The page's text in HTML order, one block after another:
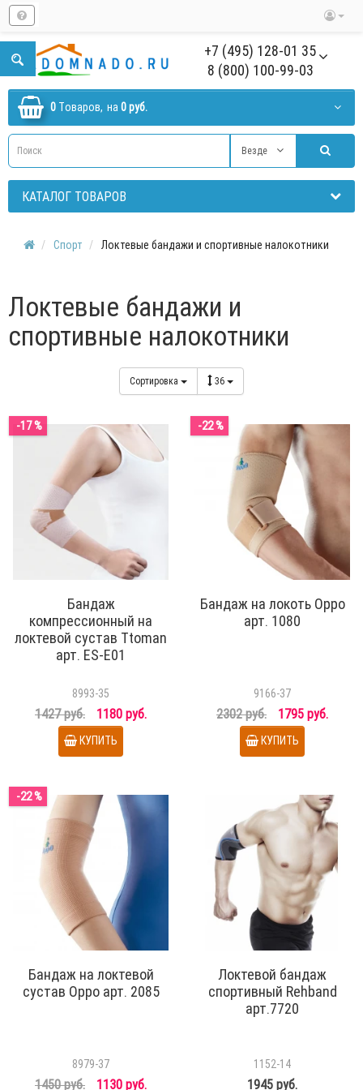
+7 (495) 128-01 35
8 (800) 100-99-03
0 Tоваров, на 0 руб.
Везде
КАТАЛОГ ТОВАРОВ
Спорт Локтевые бандажи и спортивные налокотники
Локтевые бандажи и
спортивные налокотники
Сортировка 36
-17 %
Бандаж
компрессионный на
локтевой сустав Ttoman
арт. ES-E01
8993-35
1427 руб. 1180 руб.
КУПИТЬ
-22 %
Бандаж на локоть Oppo
арт. 1080
9166-37
2302 руб. 1795 руб.
КУПИТЬ
-22 %
Бандаж на локтевой
сустав Oppo арт. 2085
8979-37
1450 руб. 1130 руб.
Локтевой бандаж
спортивный Rehband
арт.7720
1152-14
1945 руб.